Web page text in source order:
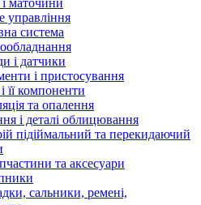
маточини
управління
система
і датчики
і пристосування
її компоненти
та опалення
і деталі облицювання
підіймальний та перекидаючий
та аксесуари
сальники, ремені,